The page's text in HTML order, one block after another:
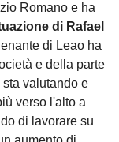
Romano e ha
di Rafael
di Leao ha
e della parte
valutando e
verso l'alto a
di lavorare su